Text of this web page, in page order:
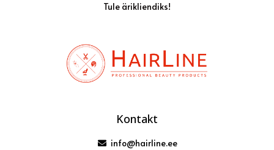
Kontakt
info@hairline.ee
Tule ärikliendiks!